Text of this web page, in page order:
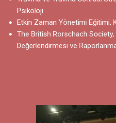
Psikoloji
Etkin Zaman Yönetimi Eğitimi,
The British Rorschach
Değerlendirmesi ve